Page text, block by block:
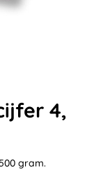
4,
gram.